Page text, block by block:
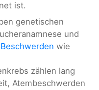
ist.
genetischen
und
wie
zählen lang
Atembeschwerden